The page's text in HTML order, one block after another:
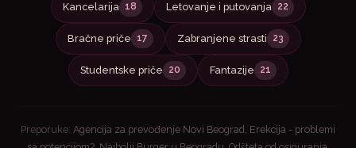
Kancelarija 18 Letovanje i putovanja 22
Bračne priče 17 Zabranjene strasti 23
Studentske priče 20 Fantazije 21
Preporuke: Agencija za prevođenje Novi Beograd Erekcija - problemi